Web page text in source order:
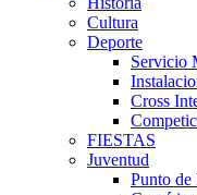
Cultura
Deporte
Servicio
Cross
FIESTAS
Juventud
Punto